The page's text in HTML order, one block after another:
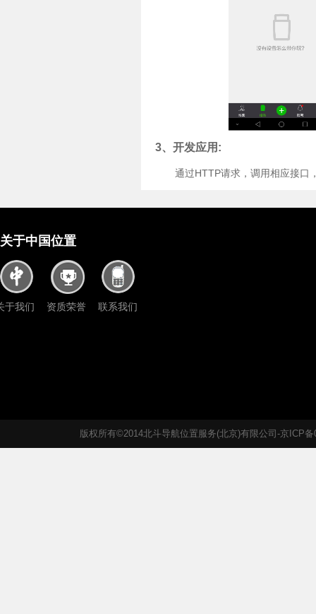
3、开发应用:
通过HTTP请求，调用相应接口
关于中国位置
于我们 资质荣誉 联系我们
版权所有©2014北斗导航位置服务(北京)有限公司-京ICP